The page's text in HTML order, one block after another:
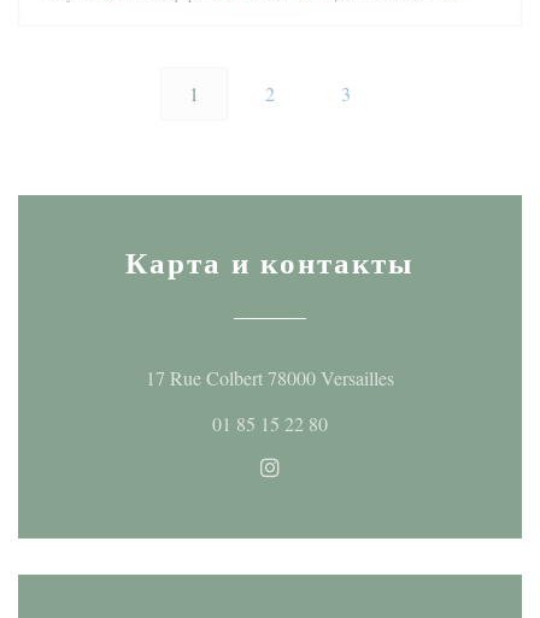
1 2 3
Карта и контакты
17 Rue Colbert 78000 Versailles((открывается в
01 85 15 22 80
Instagram ((открывается в